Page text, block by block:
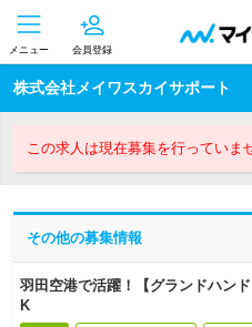
メニュー 会員登録
株式会社メイワスカイサポート
この求人は現在募集を行っていま
その他の募集情報
羽田空港で活躍！【グランドハン
K